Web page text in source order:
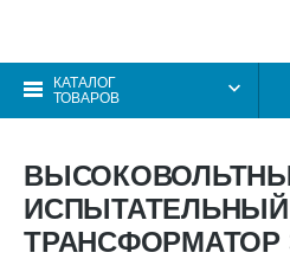
КАТАЛОГ
ТОВАРОВ
ИСПЫТАТЕЛЬНЫЙ
ТРАНСФОРМАТОР